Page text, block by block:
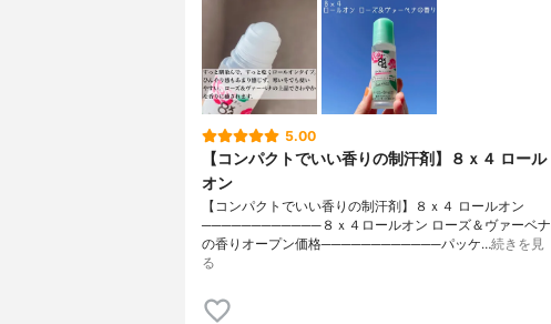
5.00
【コンパクトでいい香りの制汗剤】８ｘ４ ロール
オン
【コンパクトでいい香りの制汗剤】８ｘ４ ロールオン
────────────８ｘ４ロールオン ローズ＆ヴァーベナ
の香りオープン価格────────────パッケ…続きを見
る